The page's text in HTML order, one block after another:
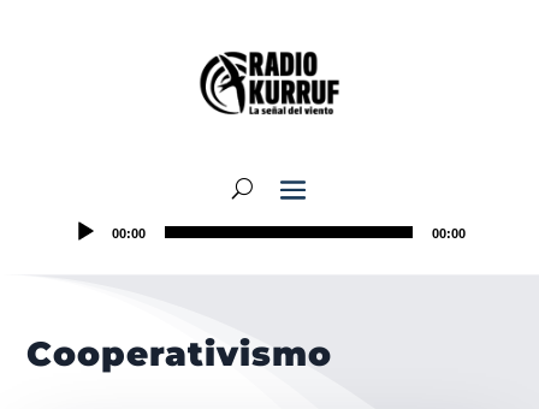
00:00 00:00
Cooperativismo